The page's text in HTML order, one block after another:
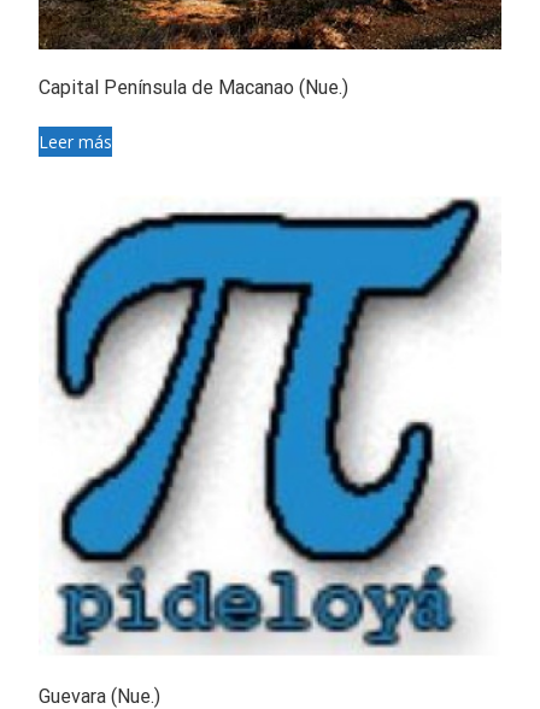
Capital Península de Macanao (Nue.)
Leer más
Guevara (Nue.)